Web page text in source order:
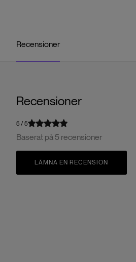
Recensioner
Recensioner
5 /5
Baserat på 5 recensioner
LÄMNA EN RECENSION